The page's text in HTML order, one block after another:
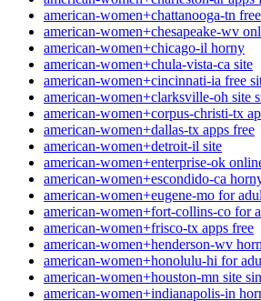
american-women+chattanooga-tn
american-women+chesapeake-wv
american-women+chicago-il horny
american-women+chula-vista-ca site
american-women+cincinnati-ia free
american-women+clarksville-oh site
american-women+corpus-christi-tx
american-women+dallas-tx apps free
american-women+detroit-il site
american-women+enterprise-ok
american-women+escondido-ca
american-women+eugene-mo for
american-women+fort-collins-co for
american-women+frisco-tx apps free
american-women+henderson-wv
american-women+honolulu-hi for
american-women+houston-mn site
american-women+indianapolis-in